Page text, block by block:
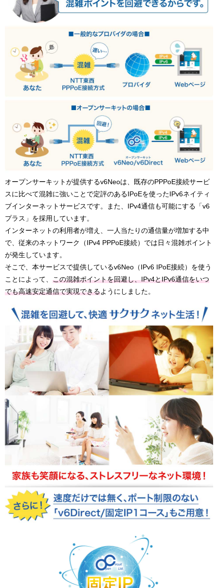
オープンサーキットが提供するv6Neoは、既存のPPPoE接続サービ
スに比べて混雑に強いことで定評のあるIPoEを使ったIPv6ネイティ
ブインターネットサービスです。また、IPv4通信も可能にする「v6
プラス」を採用しています。
インターネットの利用者が増え、一人当たりの通信量が増加する中
で、従来のネットワーク（IPv4 PPPoE接続）では日々混雑ポイント
が発生しています。
そこで、本サービスで提供しているv6Neo（IPv6 IPoE接続）を使う
ことによって、 この混雑ポイントを回避し、IPv4とIPv6通信をいつ
でも高速安定通信で実現できるようにしました。